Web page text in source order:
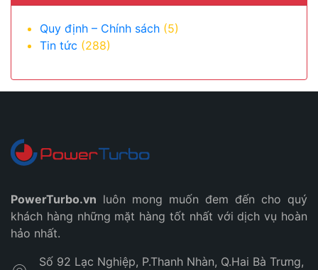
Quy định – Chính sách (5)
Tin tức (288)
PowerTurbo.vn luôn mong muốn đem đến cho quý
khách hàng những mặt hàng tốt nhất với dịch vụ hoàn
hảo nhất.
Số 92 Lạc Nghiệp, P.Thanh Nhàn, Q.Hai Bà Trưng,